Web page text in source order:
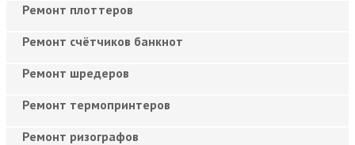
Ремонт плоттеров
Ремонт счётчиков банкнот
Ремонт шредеров
Ремонт термопринтеров
Ремонт ризографов